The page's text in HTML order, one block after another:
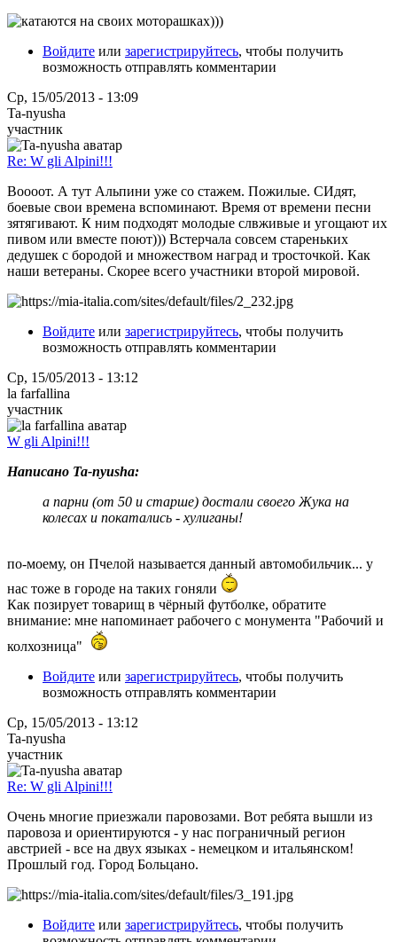
Войдите или зарегистрируйтесь, чтобы получить
возможность отправлять комментарии
Ср, 15/05/2013 - 13:09
Ta-nyusha
участник
Re: W gli Alpini!!!
Воооот. А тут Альпини уже со стажем. Пожилые. СИдят,
боевые свои времена вспоминают. Время от времени песни
зятягивают. К ним подходят молодые слвживые и угощают их
пивом или вместе поют))) Встерчала совсем стареньких
дедушек с бородой и множеством наград и тросточкой. Как
наши ветераны. Скорее всего участники второй мировой.
Войдите или зарегистрируйтесь, чтобы получить
возможность отправлять комментарии
Ср, 15/05/2013 - 13:12
la farfallina
участник
W gli Alpini!!!
Написано Ta-nyusha:
а парни (от 50 и старше) достали своего Жука на
колесах и покатались - хулиганы!
по-моему, он Пчелой называется данный автомобильчик... у
нас тоже в городе на таких гоняли
Как позирует товарищ в чёрный футболке, обратите
внимание: мне напоминает рабочего с монумента "Рабочий и
колхозница"
Войдите или зарегистрируйтесь, чтобы получить
возможность отправлять комментарии
Ср, 15/05/2013 - 13:12
Ta-nyusha
участник
Re: W gli Alpini!!!
Очень многие приезжали паровозами. Вот ребята вышли из
паровоза и ориентируются - у нас пограничный регион
австрией - все на двух языках - немецком и итальянском!
Прошлый год. Город Больцано.
Войдите или зарегистрируйтесь, чтобы получить